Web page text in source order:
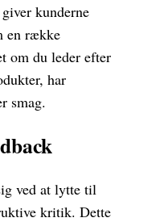
kunderne
en række
om du leder efter
har
smag.
ved at lytte til
kritik. Dette